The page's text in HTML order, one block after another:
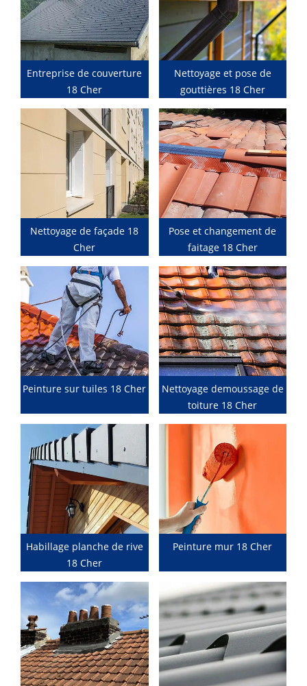
Entreprise de couverture
18 Cher
Nettoyage et pose de
gouttières 18 Cher
Nettoyage de façade 18
Cher
Pose et changement de
faitage 18 Cher
Peinture sur tuiles 18 Cher
Nettoyage demoussage de
toiture 18 Cher
Habillage planche de rive
18 Cher
Peinture mur 18 Cher